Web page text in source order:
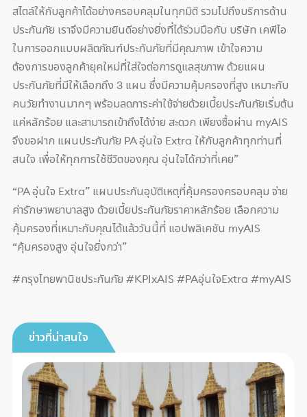
สไตล์ให้กับลูกค้าได้อย่างครอบคลุมในทุกมิติ รวมไปถึงบริการด้าน
ประกันภัย เราจึงมีความยินดีอย่างยิ่งที่ได้ร่วมมือกับ บริษัท เคพีไอ
ในการออกแบบผลิตภัณฑ์ประกันภัยที่มีคุณภาพ เข้าใจความ
ต้องการของลูกค้ายุคใหม่ที่ใส่ใจต่อการดูแลสุขภาพ ด้วยแผน
ประกันภัยที่มีให้เลือกถึง 3 แผน ซึ่งมีความคุ้มครองที่สูง เหมาะกับ
คนวัยทำงานมากๆ พร้อมลดภาระค่าใช้จ่ายด้วยเบี้ยประกันภัยเริ่มต้น
แค่หลักร้อย และสามารถเข้าถึงได้ง่าย สะดวก เพียงซื้อผ่าน myAIS
จึงขอฝาก แผนประกันภัย PA อุ่นใจ Extra ให้กับลูกค้าทุกท่านที่
สนใจ เพื่อให้ทุกการใช้ชีวิตของคุณ อุ่นใจได้กว่าที่เคย”
“PA อุ่นใจ Extra” แผนประกันอุบัติเหตุที่คุ้มครองครอบคลุม จ่าย
ค่ารักษาพยาบาลสูง ด้วยเบี้ยประกันภัยราคาหลักร้อย เลือกความ
คุ้มครองที่เหมาะกับคุณได้แล้ววันนี้ที่ แอปพลิเคชัน myAIS
“คุ้มครองสูง อุ่นใจยิ่งกว่า”
#กรุงไทยพานิชประกันภัย #KPIxAIS #PAอุ่นใจExtra #myAIS
ข่าวที่น่าสนใจ